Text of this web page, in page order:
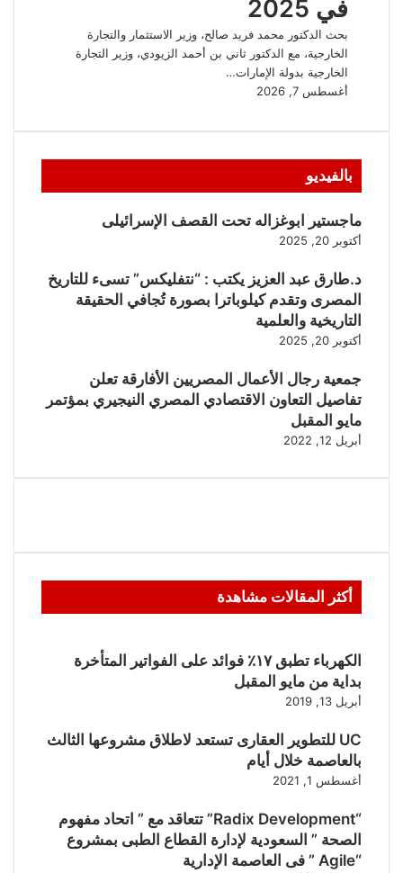
بالفيديو
ماجستير ابوغزاله تحت القصف الإسرائيلى
أكتوبر 20, 2025
د.طارق عبد العزيز يكتب : “نتفليكس” تسىء للتاريخ
المصرى وتقدم كيلوباترا بصورة تُجافي الحقيقة
التاريخية والعلمية
أكتوبر 20, 2025
جمعية رجال الأعمال المصريين الأفارقة تعلن
تفاصيل التعاون الاقتصادي المصري النيجيري بمؤتمر
مايو المقبل
أبريل 12, 2022
أكثر المقالات مشاهدة
الكهرباء تطبق ١٧٪ فوائد على الفواتير المتأخرة
بداية من مايو المقبل
أبريل 13, 2019
UC للتطوير العقارى تستعد لاطلاق مشروعها الثالث
بالعاصمة خلال أيام
أغسطس 1, 2021
“Radix Development” تتعاقد مع ” اتحاد مفهوم
الصحة ” السعودية لإدارة القطاع الطبى بمشروع
“Agile ” فى العاصمة الإدارية